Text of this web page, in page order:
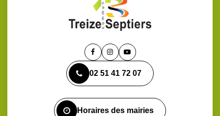
Lien
le
compte
Lien
le
compte
Lien
la
chaîne
02 51 41 72 07
Horaires des mairies